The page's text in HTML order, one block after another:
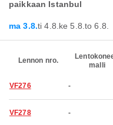
paikkaan Istanbul
ma 3.8.ti 4.8. ke 5.8. to 6.8.
Lennon nro.
malli
VF276 -
VF278 -